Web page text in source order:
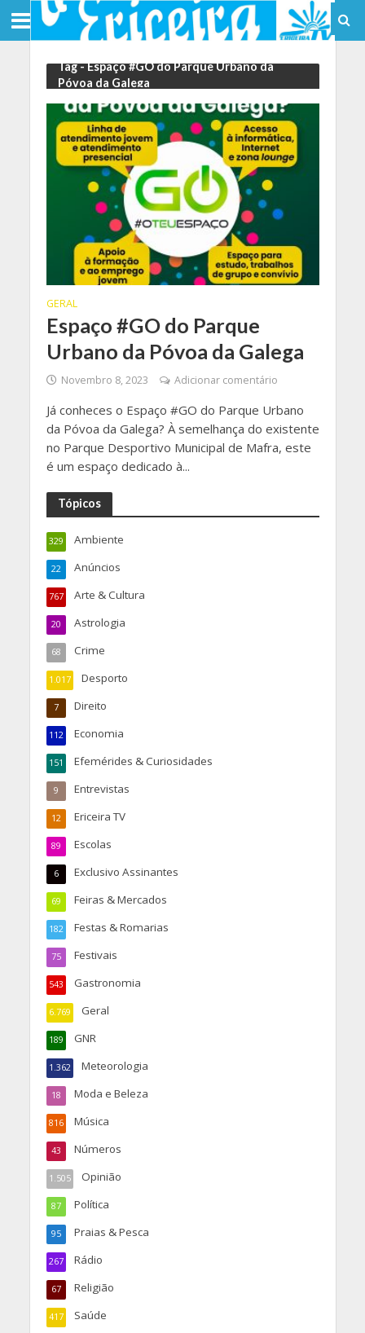
Tag - Espaço #GO do Parque Urbano da
Póvoa da Galega
GERAL
Espaço #GO do Parque
Urbano da Póvoa da Galega
Novembro 8, 2023 Adicionar comentário
Já conheces o Espaço #GO do Parque Urbano
da Póvoa da Galega? À semelhança do existente
no Parque Desportivo Municipal de Mafra, este
é um espaço dedicado à...
Tópicos
Ambiente
329
Anúncios
22
Arte & Cultura
767
Astrologia
20
Crime
68
Desporto
1.017
Direito
7
Economia
112
Efemérides & Curiosidades
151
Entrevistas
9
Ericeira TV
12
Escolas
89
Exclusivo Assinantes
6
Feiras & Mercados
69
Festas & Romarias
182
Festivais
75
Gastronomia
543
Geral
6.769
GNR
189
Meteorologia
1.362
Moda e Beleza
18
Música
816
Números
43
Opinião
1.505
Política
87
Praias & Pesca
95
Rádio
267
Religião
67
Saúde
417